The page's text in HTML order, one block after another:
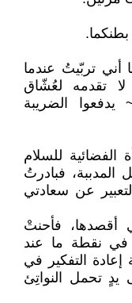
أني تربّيتُ عندما
لا تقدمه لعُشّاق
الضريبة
للسلام
المدببة، فبادرتُ
عن سعادتي
فأحنتْ
في نقطة ما عند
إعادة التفكير في
تحمل النواتِئ